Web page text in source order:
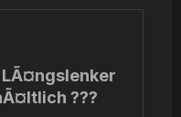
???